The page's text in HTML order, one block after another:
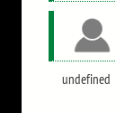
undefined